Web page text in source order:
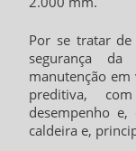
Por se tratar
segurança da
manutenção
preditiva,
desempenho
caldeira e,